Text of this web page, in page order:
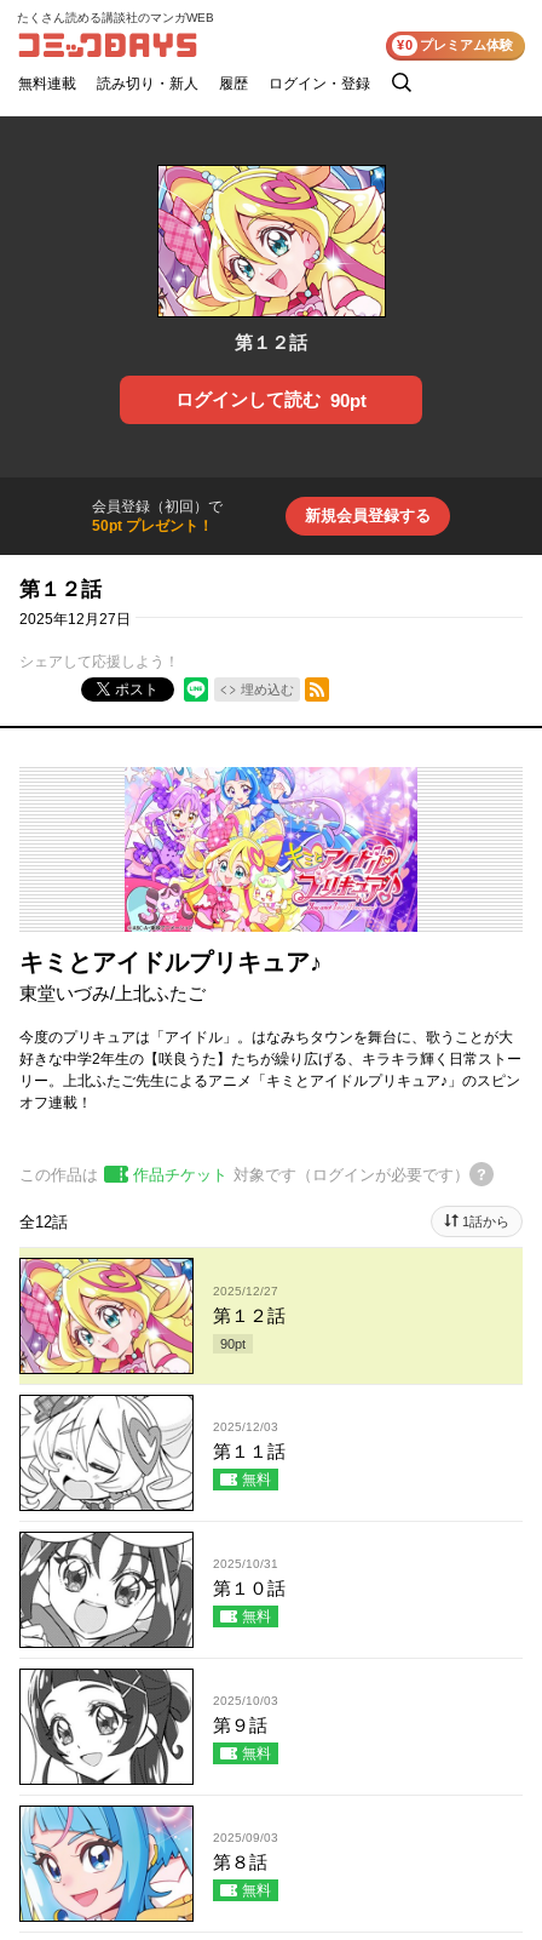
コミックDAYS
たくさん読める講談社のマンガWEB
無料連載 読み切り・新人 履歴 ログイン・登録
検
¥0 プレミアム体験
第１２話
ログインして読む 90pt
会員登録（初回）で
50pt プレゼント！
新規会員登録する
第１２話
2025年12月27日
シェアして応援しよう！
ポスト
埋め込む
RSSフィード
キミとアイドルプリキュア♪
東堂いづみ/ 上北ふたご
今度のプリキュアは「アイドル」。はなみちタウンを舞台に、歌うことが大
好きな中学2年生の【咲良うた】たちが繰り広げる、キラキラ輝く日常ストー
リー。上北ふたご先生によるアニメ「キミとアイドルプリキュア♪」のスピン
オフ連載！
この作品は 作品チケット 対象です（ログインが必要です）
全12話 1話から
2025/12/27
第１２話
90pt
2025/12/03
第１１話
無料
2025/10/31
第１０話
無料
2025/10/03
第９話
無料
2025/09/03
第８話
無料